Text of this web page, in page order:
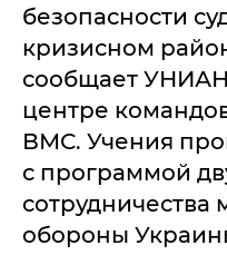
безопасности
кризисном
сообщает УНИАН
центре
ВМС. Учения
с программой
сотрудничества
обороны